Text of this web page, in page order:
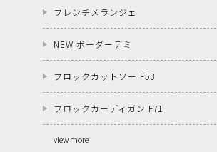
フレンチメランジェ
NEW ボーダーデミ
フロックカットソー F53
フロックカーディガン F71
view more